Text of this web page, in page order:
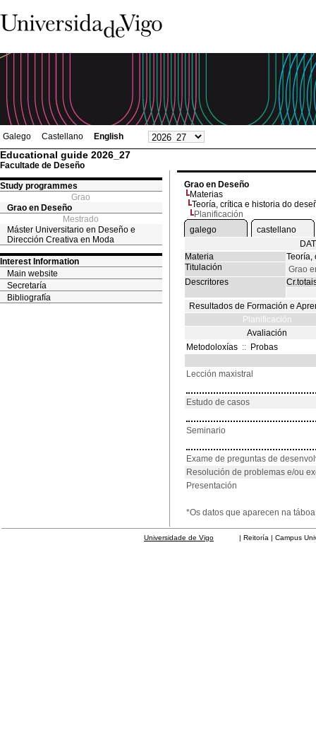
Galego Castellano English
Educational guide 2026_27
Facultade de Deseño
Study programmes
Grao
Grao en Deseño
Mestrado
Máster Universitario en Deseño e
Dirección Creativa en Moda
Interest Information
Main website
Secretaría
Bibliografía
Grao en Deseño
Materias
Teoría, crítica e historia do
Planificación
galego
castellano
Materia
Teoría,
Titulación
Grao
Descritores
Resultados de Formación e
Planificación
Avaliación
Metodoloxías :: Probas
Lección maxistral
Estudo de casos
Seminario
Exame de preguntas de
Resolución de problemas e/ou
Presentación
*Os datos que aparecen na
Universidade de Vigo | Reitoría | Campus